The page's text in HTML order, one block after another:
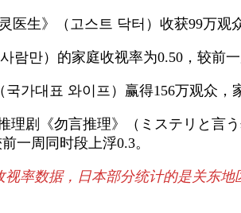
医生》（고스트 닥터）收获99万观
람만）的家庭收视率为0.50，较前
가대표 와이프）赢得156万观众，
理剧《勿言推理》（ミステリと言
一周同时段上浮0.3。
率数据，日本部分统计的是关东地